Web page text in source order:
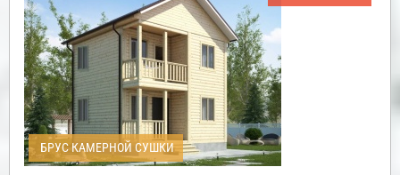
БРУС КАМЕРНОЙ СУШКИ